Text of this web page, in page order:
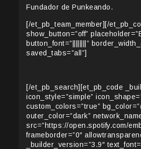
Fundador de Punkeando.
[/et_pb_team_member][/
show_button=”off”
button_font=”||||||||”
saved_tabs=”all”]
[/et_pb_search][et_pb_code
icon_style=”simple”
custom_colors=”true”
outer_color=”dark”
src=”https://open.spotify.com/
frameborder=”0″
_builder_version=”3.9″